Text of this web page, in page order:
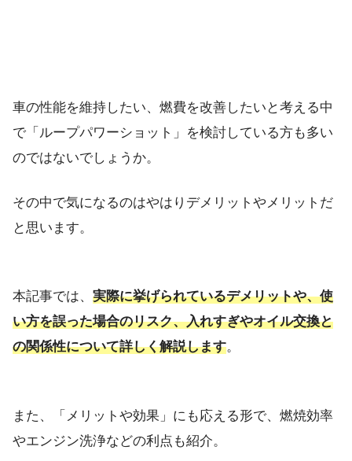
車の性能を維持したい、燃費を改善したいと考える中
で「ループパワーショット」を検討している方も多い
のではないでしょうか。
その中で気になるのはやはりデメリットやメリットだ
と思います。
本記事では、 実際に挙げられているデメリットや、使
い方を誤った場合のリスク、入れすぎやオイル交換と
の関係性について詳しく解説します。
また、「メリットや効果」にも応える形で、燃焼効率
やエンジン洗浄などの利点も紹介。